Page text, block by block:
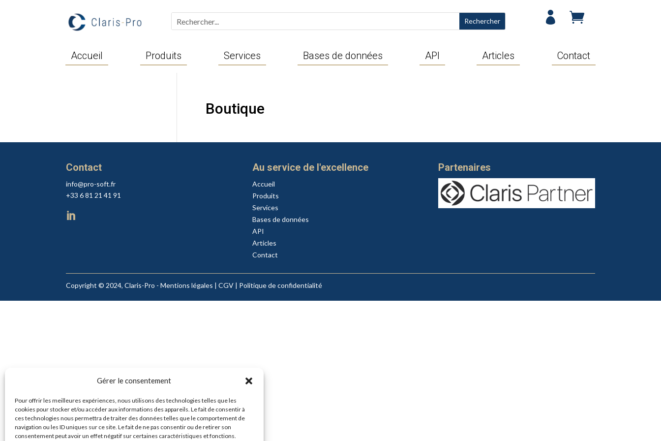
Gérer le consentement
Pour offrir les meilleures expériences, nous utilisons des technologies telles que les
cookies pour stocker et/ou accéder aux informations des appareils. Le fait de consentir à
ces technologies nous permettra de traiter des données telles que le comportement de
navigation ou les ID uniques sur ce site. Le fait de ne pas consentir ou de retirer son
consentement peut avoir un effet négatif sur certaines caractéristiques et fonctions.
 
Accueil Produits Services Bases de données API Articles Contact
Boutique
Contact
info@pro-soft.fr
+33 6 81 21 41 91

Au service de l'excellence
Accueil
Produits
Services
Bases de données
API
Articles
Contact
Partenaires
Copyright © 2024, Claris-Pro -Mentions légales |CGV | Politique de confidentialité